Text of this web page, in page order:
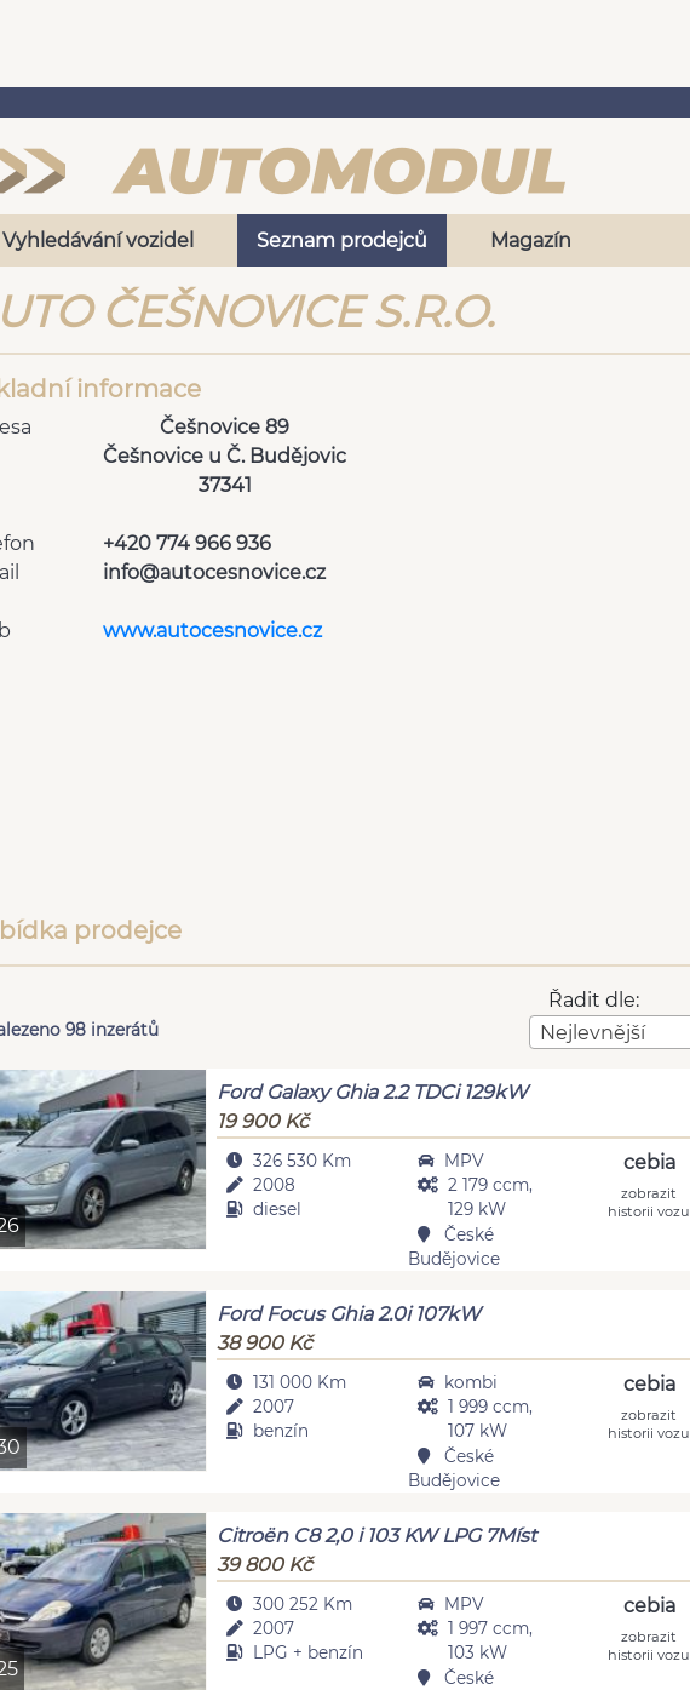
Vyhledávání vozidel Seznam prodejců Magazín
ČEŠNOVICE S.R.O.
informace
Češnovice 89
Češnovice u Č. Budějovic
37341
+420 774 966 936
info@autocesnovice.cz
www.autocesnovice.cz
prodejce
98 inzerátů
Řadit dle:
Nejlevnější
Ford Galaxy Ghia 2.2 TDCi 129kW
19 900 Kč
326 530 Km
2008
diesel
MPV
2 179 ccm,
129 kW
České
Budějovice
cebia
zobrazit
historii vozu
Ford Focus Ghia 2.0i 107kW
38 900 Kč
131 000 Km
2007
benzín
kombi
1 999 ccm,
107 kW
České
Budějovice
cebia
zobrazit
historii vozu
Citroën C8 2,0 i 103 KW LPG 7Míst
39 800 Kč
300 252 Km
2007
LPG + benzín
MPV
1 997 ccm,
103 kW
České
cebia
zobrazit
historii vozu